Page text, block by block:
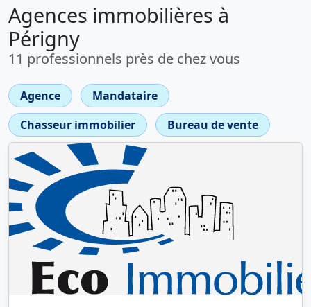
Agences immobilières à
Périgny
11 professionnels près de chez vous
Agence
Mandataire
Chasseur immobilier
Bureau de vente